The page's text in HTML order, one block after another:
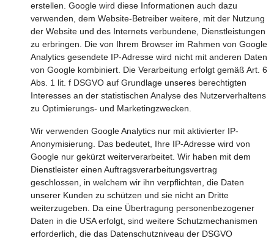
erstellen. Google wird diese Informationen auch dazu
verwenden, dem Website-Betreiber weitere, mit der Nutzung
der Website und des Internets verbundene, Dienstleistungen
zu erbringen. Die von Ihrem Browser im Rahmen von Google
Analytics gesendete IP-Adresse wird nicht mit anderen Daten
von Google kombiniert. Die Verarbeitung erfolgt gemäß Art. 6
Abs. 1 lit. f DSGVO auf Grundlage unseres berechtigten
Interesses an der statistischen Analyse des Nutzerverhaltens
zu Optimierungs- und Marketingzwecken.
Wir verwenden Google Analytics nur mit aktivierter IP-
Anonymisierung. Das bedeutet, Ihre IP-Adresse wird von
Google nur gekürzt weiterverarbeitet. Wir haben mit dem
Dienstleister einen Auftragsverarbeitungsvertrag
geschlossen, in welchem wir ihn verpflichten, die Daten
unserer Kunden zu schützen und sie nicht an Dritte
weiterzugeben. Da eine Übertragung personenbezogener
Daten in die USA erfolgt, sind weitere Schutzmechanismen
erforderlich, die das Datenschutzniveau der DSGVO